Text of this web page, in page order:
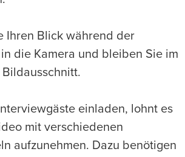
Ihren Blick während der
die Kamera und bleiben Sie im
einladen, lohnt es
mit verschiedenen
aufzunehmen. Dazu benötigen